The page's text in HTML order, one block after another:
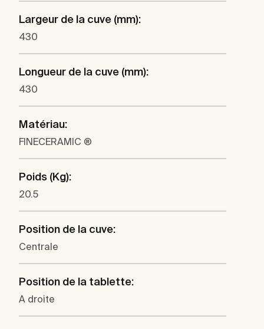
Largeur de la cuve (mm):
430
Longueur de la cuve (mm):
430
Matériau:
FINECERAMIC ®
Poids (Kg):
20.5
Position de la cuve:
Centrale
Position de la tablette:
A droite